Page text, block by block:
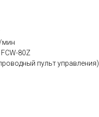
мин
80Z
пульт управления)